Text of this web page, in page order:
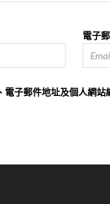
電子
電子郵件地址及個人網站